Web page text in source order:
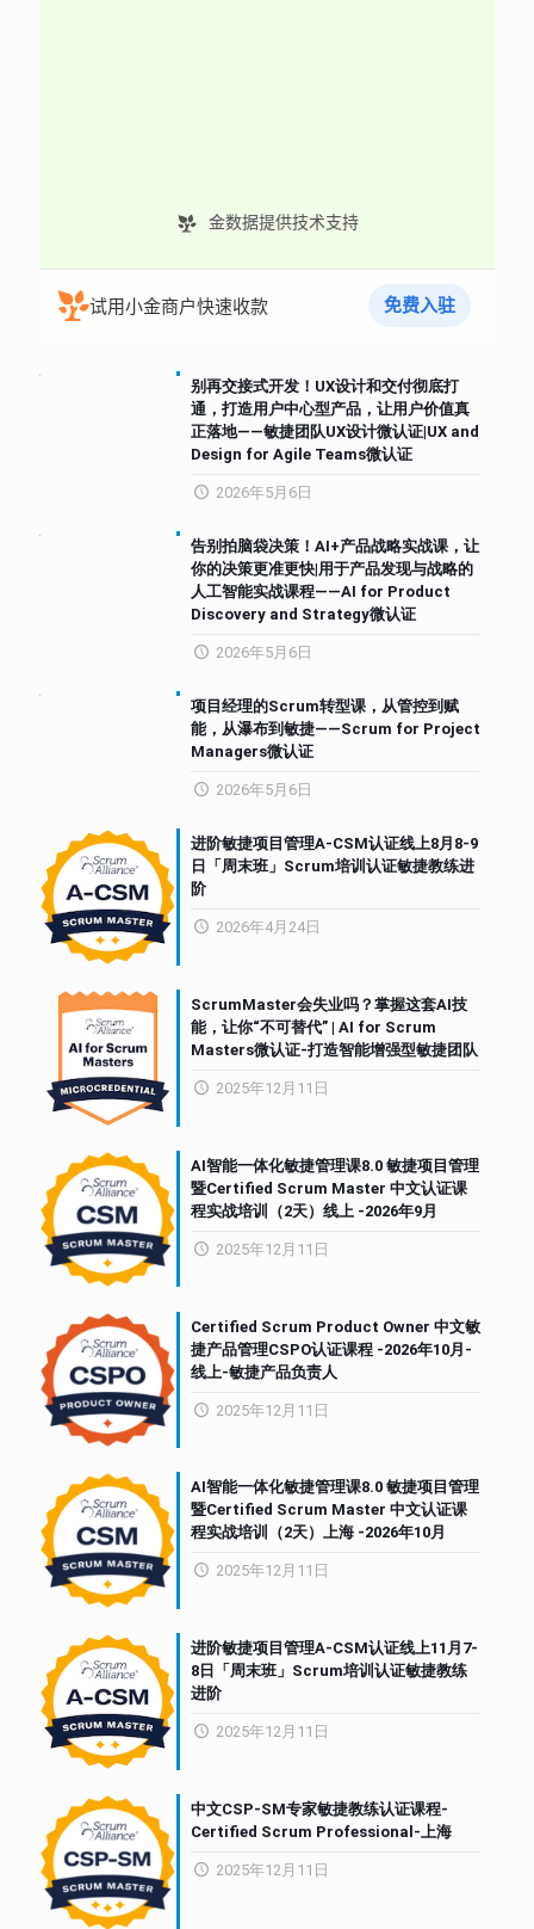
别再交接式开发！UX设计和交付彻底打
通，打造用户中心型产品，让用户价值真
正落地——敏捷团队UX设计微认证|UX and
Design for Agile Teams微认证
2026年5月6日
告别拍脑袋决策！AI+产品战略实战课，让
你的决策更准更快|用于产品发现与战略的
人工智能实战课程——AI for Product
Discovery and Strategy微认证
2026年5月6日
项目经理的Scrum转型课，从管控到赋
能，从瀑布到敏捷——Scrum for Project
Managers微认证
2026年5月6日
进阶敏捷项目管理A-CSM认证线上8月8-9
日「周末班」Scrum培训认证敏捷教练进
阶
2026年4月24日
ScrumMaster会失业吗？掌握这套AI技
能，让你“不可替代” | AI for Scrum
Masters微认证-打造智能增强型敏捷团队
2025年12月11日
AI智能一体化敏捷管理课8.0 敏捷项目管理
暨Certified Scrum Master 中文认证课
程实战培训（2天）线上 -2026年9月
2025年12月11日
Certified Scrum Product Owner 中文敏
捷产品管理CSPO认证课程 -2026年10月-
线上-敏捷产品负责人
2025年12月11日
AI智能一体化敏捷管理课8.0 敏捷项目管理
暨Certified Scrum Master 中文认证课
程实战培训（2天）上海 -2026年10月
2025年12月11日
进阶敏捷项目管理A-CSM认证线上11月7-
8日「周末班」Scrum培训认证敏捷教练
进阶
2025年12月11日
中文CSP-SM专家敏捷教练认证课程-
Certified Scrum Professional-上海
2025年12月11日